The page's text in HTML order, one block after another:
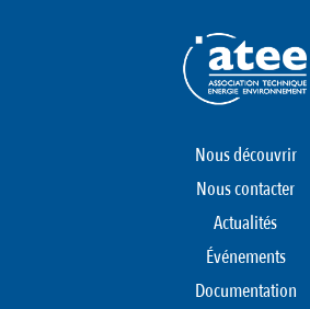
Nous découvrir
Nous contacter
Actualités
Événements
Documentation